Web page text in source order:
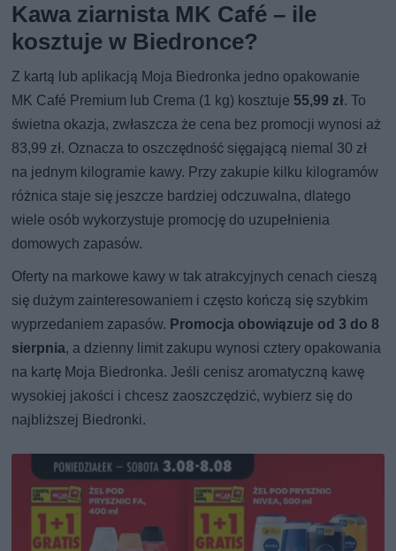
Kawa ziarnista MK Café – ile
kosztuje w Biedronce?
Z kartą lub aplikacją Moja Biedronka jedno opakowanie
MK Café Premium lub Crema (1 kg) kosztuje 55,99 zł. To
świetna okazja, zwłaszcza że cena bez promocji wynosi aż
83,99 zł. Oznacza to oszczędność sięgającą niemal 30 zł
na jednym kilogramie kawy. Przy zakupie kilku kilogramów
różnica staje się jeszcze bardziej odczuwalna, dlatego
wiele osób wykorzystuje promocję do uzupełnienia
domowych zapasów.
Oferty na markowe kawy w tak atrakcyjnych cenach cieszą
się dużym zainteresowaniem i często kończą się szybkim
wyprzedaniem zapasów. Promocja obowiązuje od 3 do 8
sierpnia, a dzienny limit zakupu wynosi cztery opakowania
na kartę Moja Biedronka. Jeśli cenisz aromatyczną kawę
wysokiej jakości i chcesz zaoszczędzić, wybierz się do
najbliższej Biedronki.